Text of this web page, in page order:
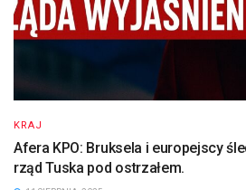
KRAJ
Afera KPO: Bruksela i europejscy
rząd Tuska pod ostrzałem.